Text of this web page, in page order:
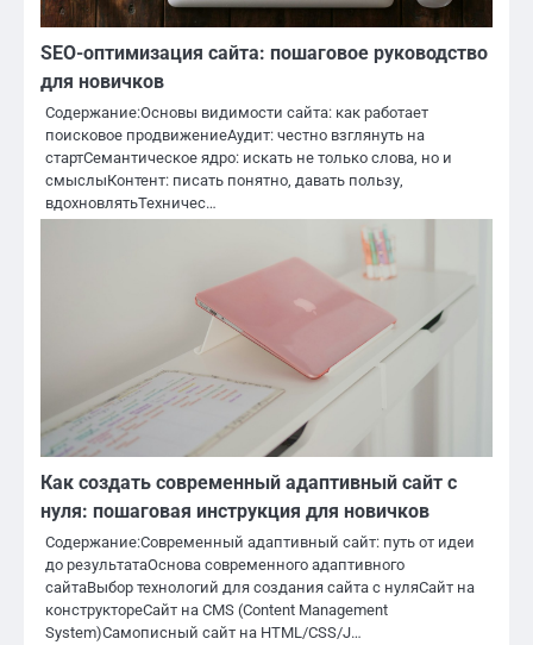
SEO-оптимизация сайта: пошаговое руководство
для новичков
Содержание:Основы видимости сайта: как работает
поисковое продвижениеАудит: честно взглянуть на
стартСемантическое ядро: искать не только слова, но и
смыслыКонтент: писать понятно, давать пользу,
вдохновлятьТехничес…
Как создать современный адаптивный сайт с
нуля: пошаговая инструкция для новичков
Содержание:Современный адаптивный сайт: путь от идеи
до результатаОснова современного адаптивного
сайтаВыбор технологий для создания сайта с нуляСайт на
конструктореСайт на CMS (Content Management
System)Самописный сайт на HTML/CSS/J…